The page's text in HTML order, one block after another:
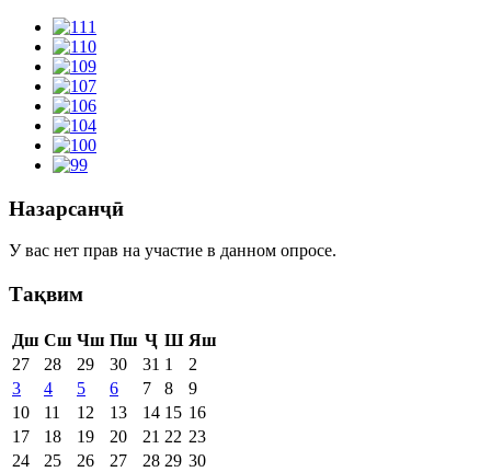
Назарсанҷӣ
У вас нет прав на участие в данном опросе.
Тақвим
Дш Сш Чш Пш Ҷ Ш Яш
27
28 29 30 31 1
2
3
4 5 6 7 8
9
10
11 12 13 14 15 16
17
18 19 20 21 22 23
24
25 26 27 28 29 30